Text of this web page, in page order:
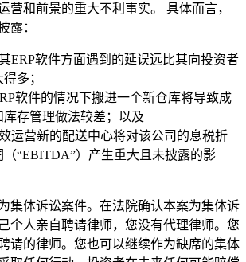
营和前景的重大不利事实。 具体而言，
露：
ERP软件方面遇到的延误远比其向投资者
多；
软件的情况下搬进一个新仓库将导致成
存管理做法较差；以及
运营新的配送中心将对该公司的息税折
（“EBITDA”）产生重大且未披露的影
集体诉讼案件。在法院确认本案为集体诉
个人亲自聘请律师，您没有代理律师。您
请的律师。您也可以继续作为缺席的集体